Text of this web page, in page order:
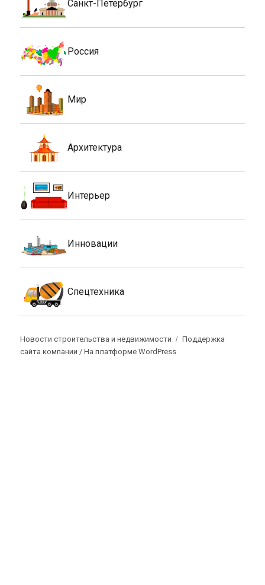
Санкт-Петербург
Россия
Мир
Архитектура
Интерьер
Инновации
Спецтехника
Новости строительства и недвижимости
Поддержка
сайта компании /На платформе WordPress